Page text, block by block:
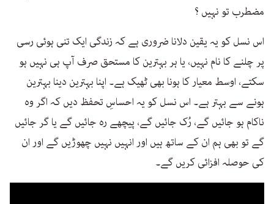
مضطرب تو نہیں ؟
اس نسل کو یہ یقین دلانا ضروری ہے کہ زندگی ایک تنی ہوئی رسی
پر چلنے کا نام نہیں، یا ہر بہترین کا مستحق صرف آپ ہی نہیں ہو
سکتے، اوسط معیار کا ہونا بھی ٹھیک ہے۔ اپنا بہترین دینا بہترین
ہونے سے بہتر ہے۔ اس نسل کو یہ احساسِ تحفظ دیں کہ اگر وہ
ناکام ہو جائیں گے، رُک جائیں گے، پیچھے رہ جائیں گے یا گر جائیں
گے تو بھی ہم ان کے ساتھ ہیں اور انہیں نہیں چھوڑیں گے اور ان
کی حوصلہ افزائی کریں گے۔